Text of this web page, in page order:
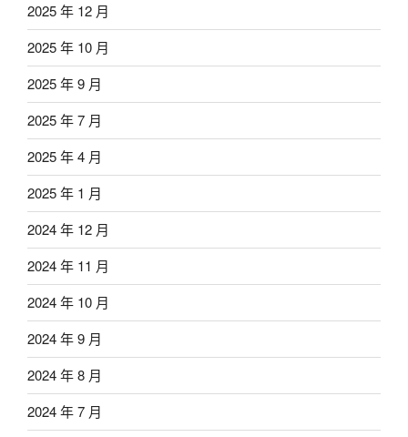
2025 年 12 月
2025 年 10 月
2025 年 9 月
2025 年 7 月
2025 年 4 月
2025 年 1 月
2024 年 12 月
2024 年 11 月
2024 年 10 月
2024 年 9 月
2024 年 8 月
2024 年 7 月